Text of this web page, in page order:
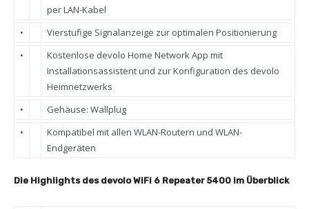
per LAN-Kabel
•
Vierstufige Signalanzeige zur optimalen Positionierung
•
Kostenlose devolo Home Network App mit
Installationsassistent und zur Konfiguration des devolo
Heimnetzwerks
•
Gehäuse: Wallplug
•
Kompatibel mit allen WLAN-Routern und WLAN-
Endgeräten
Die Highlights des devolo WiFi 6 Repeater 5400 im Überblick